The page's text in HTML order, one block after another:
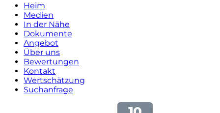
Heim
Medien
In der Nähe
Dokumente
Angebot
Über uns
Bewertungen
Kontakt
Wertschätzung
Suchanfrage